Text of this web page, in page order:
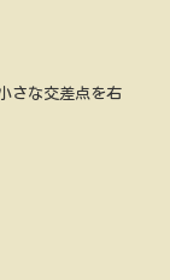
さな交差点を右